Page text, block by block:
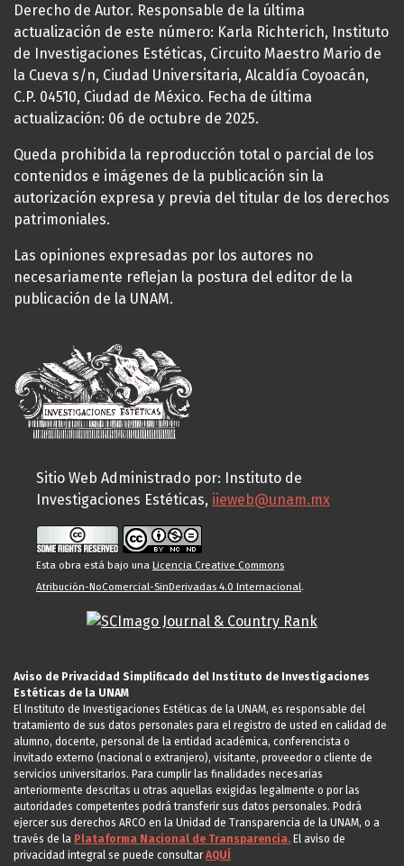
Derecho de Autor. Responsable de la última
actualización de este número: Karla Richterich, Instituto
de Investigaciones Estéticas, Circuito Maestro Mario de
la Cueva s/n, Ciudad Universitaria, Alcaldía Coyoacán,
C.P. 04510, Ciudad de México. Fecha de última
actualización: 06 de octubre de 2025.
Queda prohibida la reproducción total o parcial de los
contenidos e imágenes de la publicación sin la
autorización expresa y previa del titular de los derechos
patrimoniales.
Las opiniones expresadas por los autores no
necesariamente reflejan la postura del editor de la
publicación de la UNAM.
Sitio Web Administrado por: Instituto de
Investigaciones Estéticas, iieweb@unam.mx
Esta obra está bajo una Licencia Creative Commons
Atribución-NoComercial-SinDerivadas 4.0 Internacional.
Aviso de Privacidad Simplificado del Instituto de Investigaciones
Estéticas de la UNAM
El Instituto de Investigaciones Estéticas de la UNAM, es responsable del
tratamiento de sus datos personales para el registro de usted en calidad de
alumno, docente, personal de la entidad académica, conferencista o
invitado externo (nacional o extranjero), visitante, proveedor o cliente de
servicios universitarios. Para cumplir las finalidades necesarias
anteriormente descritas u otras aquellas exigidas legalmente o por las
autoridades competentes podrá transferir sus datos personales. Podrá
ejercer sus derechos ARCO en la Unidad de Transparencia de la UNAM, o a
través de la Plataforma Nacional de Transparencia. El aviso de
privacidad integral se puede consultarAQUÍ